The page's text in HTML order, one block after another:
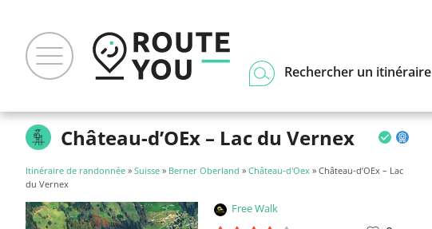
Rechercher un itinéraire
Château-d’OEx – Lac du Vernex
Itinéraire de randonnée » Suisse » Berner Oberland » Château-d'Oex » Château-d’OEx – Lac
du Vernex
Free Walk